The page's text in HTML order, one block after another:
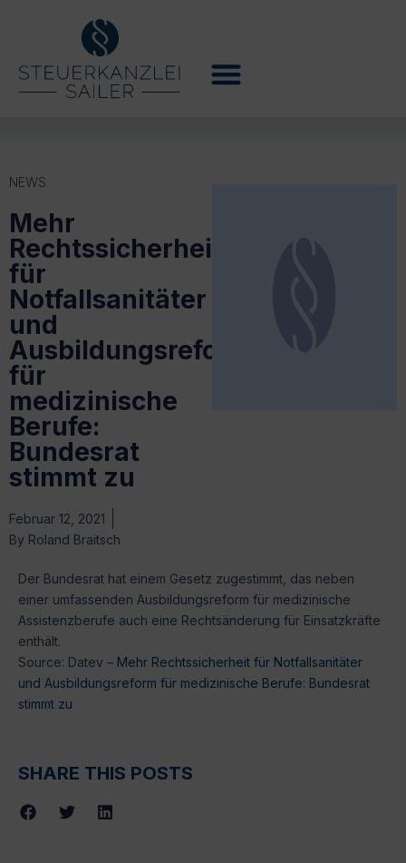
NEWS
Mehr
Rechtssicherheit
für
Notfallsanitäter
und
Ausbildungsreform
für
medizinische
Berufe:
Bundesrat
stimmt zu
Februar 12, 2021
By Roland Braitsch
Der Bundesrat hat einem Gesetz zugestimmt, das neben
einer umfassenden Ausbildungsreform für medizinische
Assistenzberufe auch eine Rechtsänderung für Einsatzkräfte
enthält.
Source: Datev – Mehr Rechtssicherheit für Notfallsanitäter
und Ausbildungsreform für medizinische Berufe: Bundesrat
stimmt zu
SHARE THIS POSTS